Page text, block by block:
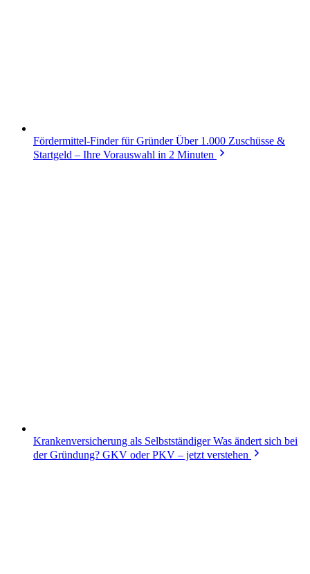
Fördermittel-Finder für Gründer Über 1.000 Zuschüsse &
Startgeld – Ihre Vorauswahl in 2 Minuten
Krankenversicherung als Selbstständiger Was ändert sich bei
der Gründung? GKV oder PKV – jetzt verstehen